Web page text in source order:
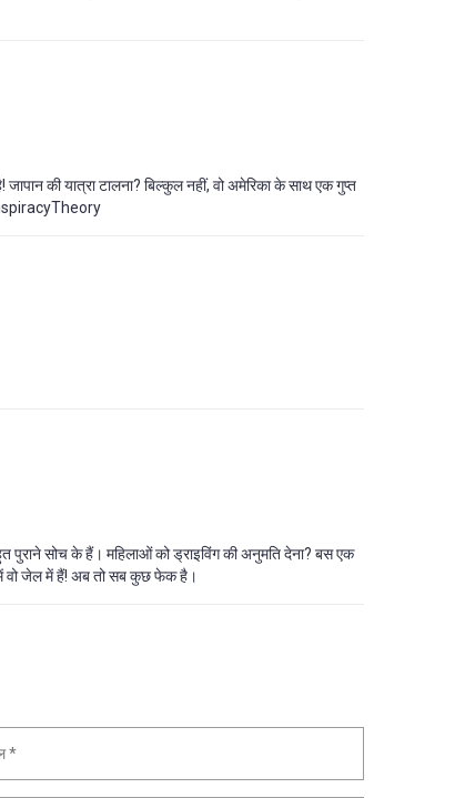
की यात्रा टालना? बिल्कुल नहीं, वो अमेरिका के साथ एक गुप्त
पुराने सोच के हैं। महिलाओं को ड्राइविंग की अनुमति देना? बस एक
वो जेल में हैं! अब तो सब कुछ फेक है।